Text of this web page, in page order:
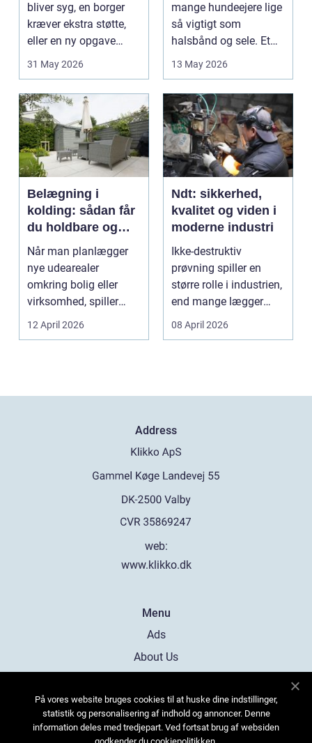
bliver syg, en borger
kræver ekstra støtte,
eller en ny opgave
opstår fra dag til...
31 May 2026
mange hundeejere lige
så vigtigt som
halsbånd og sele. Et
godt bur gi...
13 May 2026
Belægning i
kolding: sådan får
du holdbare og
flotte udearealer
Når man planlægger
nye udearealer
omkring bolig eller
virksomhed, spiller
belægningen en helt
centra...
12 April 2026
Ndt: sikkerhed,
kvalitet og viden i
moderne industri
Ikke-destruktiv
prøvning spiller en
større rolle i industrien,
end mange lægger
mærke til i hverdage...
08 April 2026
Address
web:
www.klikko.dk
Menu
Ads
About Us
Contact
Sitemap
På vores website bruges cookies til at huske dine indstillinger,
statistik og personalisering af indhold og annoncer. Denne
information deles med tredjepart. Ved fortsat brug af websiden